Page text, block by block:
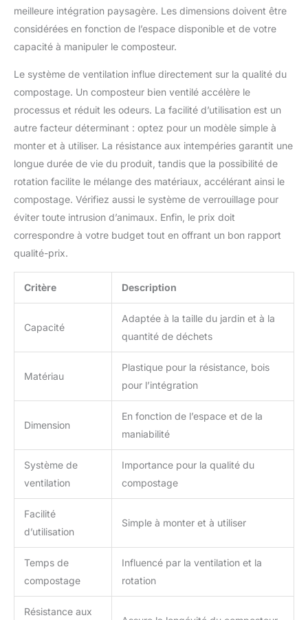
meilleure intégration paysagère. Les dimensions doivent être
considérées en fonction de l’espace disponible et de votre
capacité à manipuler le composteur.
Le système de ventilation influe directement sur la qualité du
compostage. Un composteur bien ventilé accélère le
processus et réduit les odeurs. La facilité d’utilisation est un
autre facteur déterminant : optez pour un modèle simple à
monter et à utiliser. La résistance aux intempéries garantit une
longue durée de vie du produit, tandis que la possibilité de
rotation facilite le mélange des matériaux, accélérant ainsi le
compostage. Vérifiez aussi le système de verrouillage pour
éviter toute intrusion d’animaux. Enfin, le prix doit
correspondre à votre budget tout en offrant un bon rapport
qualité-prix.
Critère Description
Capacité
Adaptée à la taille du jardin et à la
quantité de déchets
Matériau
Plastique pour la résistance, bois
pour l’intégration
Dimension
En fonction de l’espace et de la
maniabilité
Système de
ventilation
Importance pour la qualité du
compostage
Facilité
d’utilisation
Simple à monter et à utiliser
Temps de
compostage
Influencé par la ventilation et la
rotation
Résistance aux